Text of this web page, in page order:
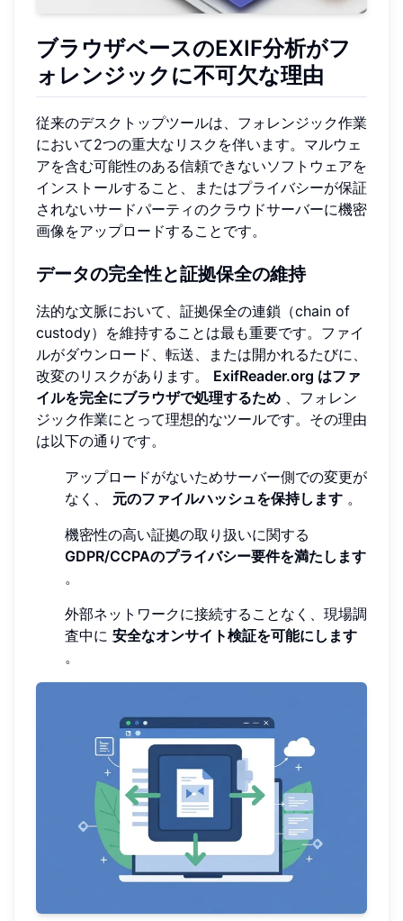
ブラウザベースのEXIF分析がフ
ォレンジックに不可欠な理由
従来のデスクトップツールは、フォレンジック作業
において2つの重大なリスクを伴います。マルウェ
アを含む可能性のある信頼できないソフトウェアを
インストールすること、またはプライバシーが保証
されないサードパーティのクラウドサーバーに機密
画像をアップロードすることです。
データの完全性と証拠保全の維持
法的な文脈において、証拠保全の連鎖（chain of
custody）を維持することは最も重要です。ファイ
ルがダウンロード、転送、または開かれるたびに、
改変のリスクがあります。 ExifReader.org はファ
イルを完全にブラウザで処理するため 、フォレン
ジック作業にとって理想的なツールです。その理由
は以下の通りです。
アップロードがないためサーバー側での変更が
なく、 元のファイルハッシュを保持します 。
機密性の高い証拠の取り扱いに関する
GDPR/CCPAのプライバシー要件を満たします
。
外部ネットワークに接続することなく、現場調
査中に 安全なオンサイト検証を可能にします
。